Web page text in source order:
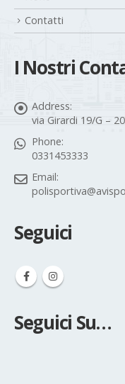
Contatti
I Nostri
via Girardi 19/G –
Phone:
0331453333
Email:
Seguici
Seguici Su…